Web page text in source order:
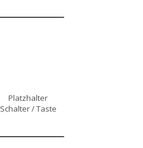
Platzhalter
Schalter / Taste